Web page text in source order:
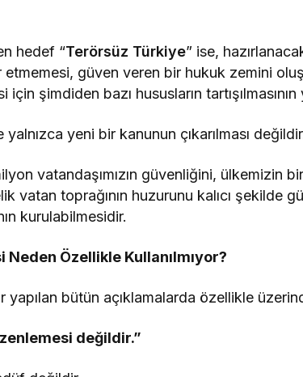
hedef “Terörsüz Türkiye” ise,
etmemesi, güven veren bir hukuk zemini
için şimdiden bazı hususların
yalnızca yeni bir kanunun çıkarılması
vatandaşımızın güvenliğini, ülkemizin
vatan toprağının huzurunu kalıcı şekilde
kurulabilmesidir.
Neden Özellikle Kullanılmıyor?
yapılan bütün açıklamalarda özellikle
değildir.”